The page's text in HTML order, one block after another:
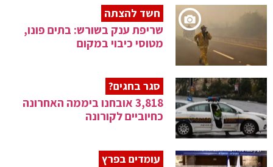
חשד להצתה
שריפת ענק בשורש: בתים פונו,
מטוסי כיבוי במקום
סגר בחגים?
3,818 אובחנו ביממה האחרונה
כחיוביים לקורונה
עומדים בפרץ